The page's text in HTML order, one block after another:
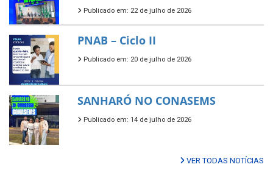
Publicado em: 22 de julho de 2026
PNAB – Ciclo II
Publicado em: 20 de julho de 2026
SANHARÓ NO CONASEMS
Publicado em: 14 de julho de 2026
VER TODAS NOTÍCIAS